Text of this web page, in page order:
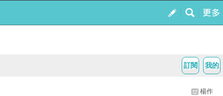
我的
訂閱
楊作